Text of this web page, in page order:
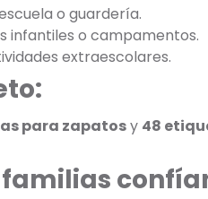
o guardería.
infantiles o campamentos.
extraescolares.
para zapatosy 48